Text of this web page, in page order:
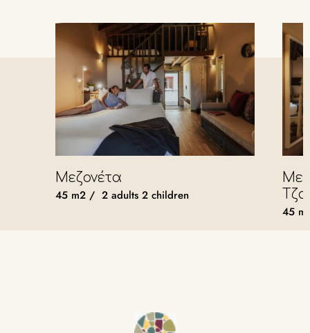
Μεζονέτα
45 m2 / 2 adults 2 children
45